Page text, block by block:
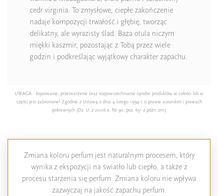
cedr virginia. To zmysłowe, ciepłe zakończenie
nadaje kompozycji trwałość i głębię, tworząc
delikatny, ale wyrazisty ślad. Baza otula niczym
miękki kaszmir, pozostając z Tobą przez wiele
godzin i podkreślając wyjątkowy charakter zapachu.
UWAGA - kopiowanie, przetwarzanie oraz rozpowszechnianie opisów produktów w całości lub w
części jest zabronione! Zgodnie z Ustawą z dnia 4 lutego 1994 r. o prawie autorskim i prawach
pokrewnych (Dz. U. z 2006 e. Nr 90, poz. 631 z późn. zm.)
Zmiana koloru perfum jest naturalnym procesem, który
wynika z ekspozycji na światło lub ciepło, a także z
procesu starzenia się perfum. Zmiana koloru nie wpływa
zazwyczaj na jakość zapachu perfum.